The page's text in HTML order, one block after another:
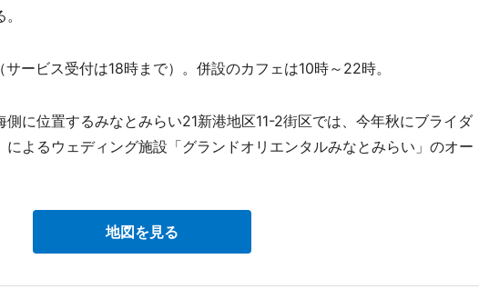
ービス受付は18時まで）。併設のカフェは10時～22時。
に位置するみなとみらい21新港地区11-2街区では、今年秋にブライダ
よるウェディング施設「グランドオリエンタルみなとみらい」のオー
地図を見る